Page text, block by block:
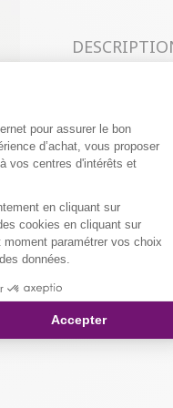
pour assurer le bon
d’achat, vous proposer
vos centres d'intérêts et
en cliquant sur
cookies en cliquant sur
paramétrer vos choix
données.
Accepter
Tregging 7/8
2 poches
Tissu
Notre
Tissu principal
Composition
LIVRAISON
NOS
Livraison
Colissimo
Qualités et